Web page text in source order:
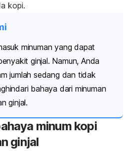
kopi.
minuman yang dapat
ginjal. Namun, Anda
jumlah sedang dan tidak
bahaya dari minuman
ginjal.
minum kopi
ginjal